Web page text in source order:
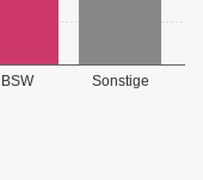
BSW Sonstige